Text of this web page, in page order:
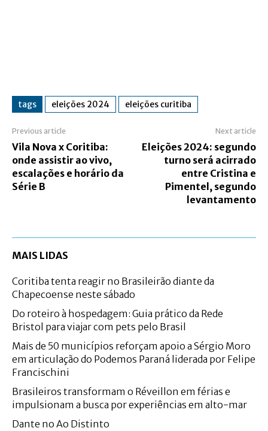
tags eleições 2024 eleições curitiba
Previous article
Vila Nova x Coritiba:
onde assistir ao vivo,
escalações e horário da
Série B
Next article
Eleições 2024: segundo
turno será acirrado
entre Cristina e
Pimentel, segundo
levantamento
MAIS LIDAS
Coritiba tenta reagir no Brasileirão diante da
Chapecoense neste sábado
Do roteiro à hospedagem: Guia prático da Rede
Bristol para viajar com pets pelo Brasil
Mais de 50 municípios reforçam apoio a Sérgio Moro
em articulação do Podemos Paraná liderada por Felipe
Francischini
Brasileiros transformam o Réveillon em férias e
impulsionam a busca por experiências em alto-mar
Dante no Ao Distinto